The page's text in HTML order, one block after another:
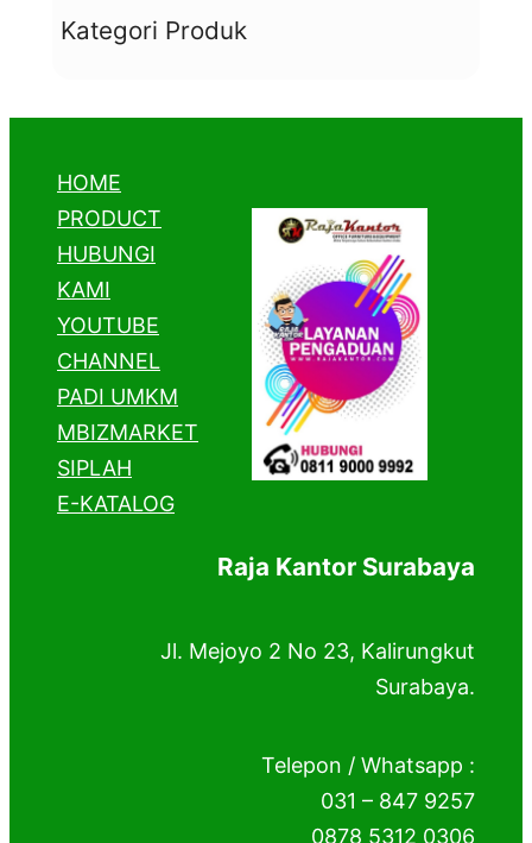
Kategori Produk
HOME
PRODUCT
HUBUNGI
KAMI
YOUTUBE
CHANNEL
PADI UMKM
MBIZMARKET
SIPLAH
E-KATALOG
Raja Kantor Surabaya
Jl. Mejoyo 2 No 23, Kalirungkut
Surabaya.
Telepon / Whatsapp :
031 – 847 9257
0878 5312 0306